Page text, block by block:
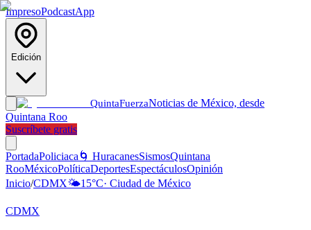
ImpresoPodcastApp
Edición
QuintaFuerzaNoticias de México, desde
Quintana Roo
Suscríbete gratis
PortadaPoliciaca 🌀 HuracanesSismosQuintana
RooMéxicoPolíticaDeportesEspectáculosOpinión
Inicio/CDMX🌤️15°C· Ciudad de México
CDMX